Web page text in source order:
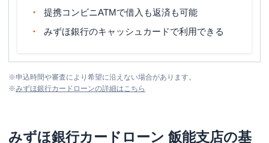
提携コンビニATMで借入も返済も可能
みずほ銀行のキャッシュカードで利用できる
※申込時間や審査により希望に沿えない場合があります。
※みずほ銀行カードローンの詳細はこちら
みずほ銀行カードローン 飯能支店の基